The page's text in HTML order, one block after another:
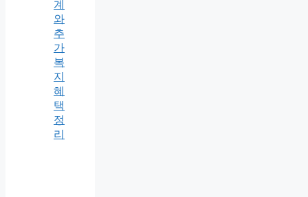
계
와
추
가
복
지
혜
택
정
리